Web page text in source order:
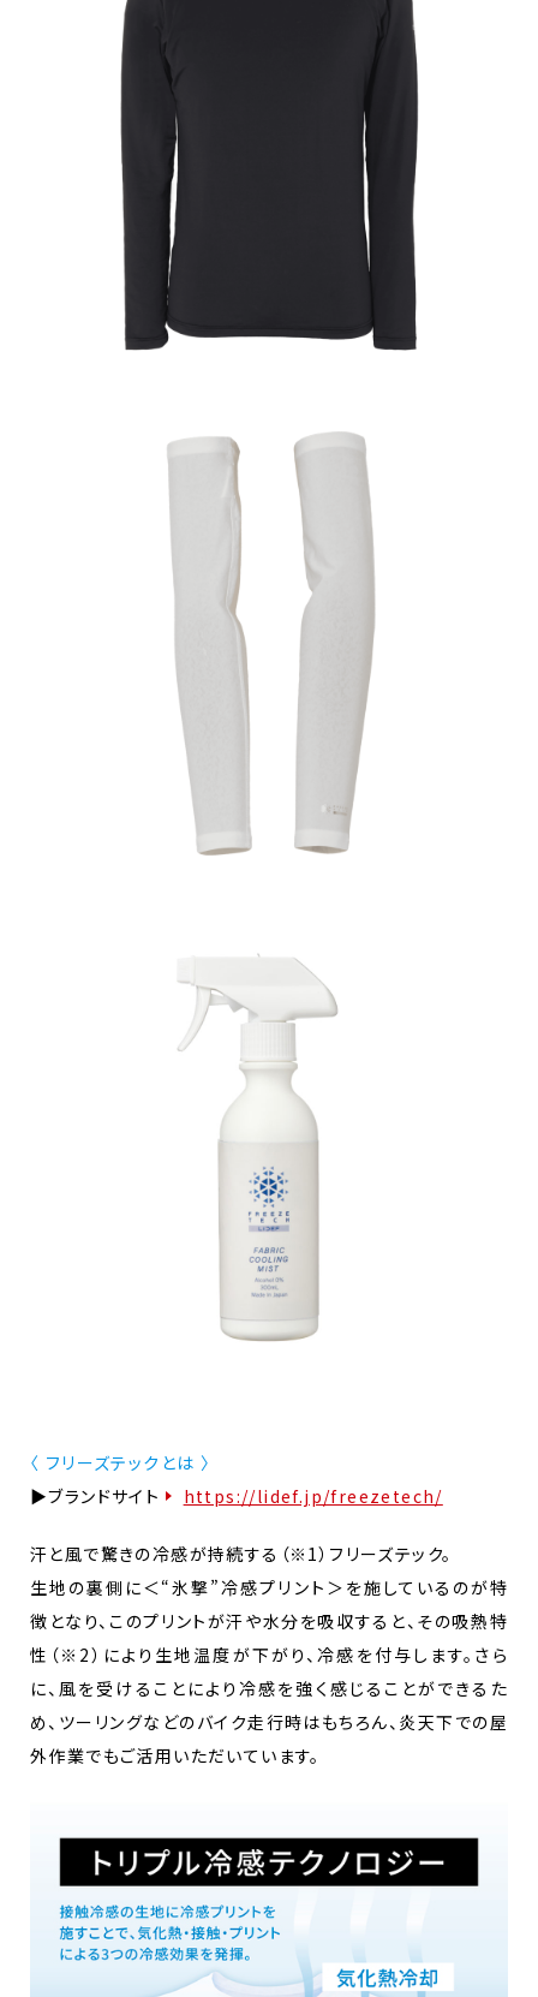
〈 フリーズテックとは 〉
▶ブランドサイト
https://lidef.jp/freezetech/
汗と風で驚きの冷感が持続する（※1）フリーズテック。
生地の裏側に＜“氷撃”冷感プリント＞を施しているのが特
徴となり、このプリントが汗や水分を吸収すると、その吸熱特
性（※2）により生地温度が下がり、冷感を付与します。さら
に、風を受けることにより冷感を強く感じることができるた
め、ツーリングなどのバイク走行時はもちろん、炎天下での屋
外作業でもご活用いただいています。